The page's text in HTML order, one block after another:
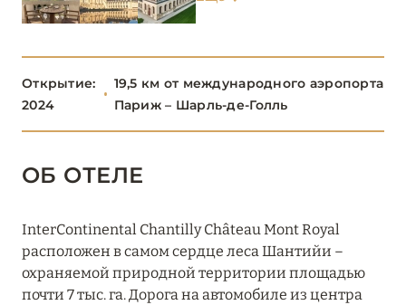
ОВЕРНЬ-РОНА-АЛЬПЫ
ОКСИТАНИЯ 2
ПАРИЖ 46
ПРОВАНС
Открытие:
2024
19,5 км от международного аэропорта
Париж – Шарль-де-Голль
ОБ ОТЕЛЕ
InterContinental Chantilly Château Mont Royal
расположен в самом сердце леса Шантийи –
охраняемой природной территории площадью
почти 7 тыс. га. Дорога на автомобиле из центра